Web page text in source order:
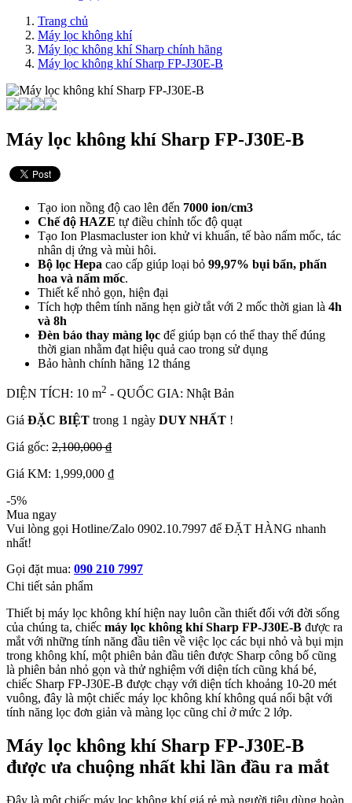
Trang chủ
Máy lọc không khí
Máy lọc không khí Sharp chính hãng
Máy lọc không khí Sharp FP-J30E-B
Máy lọc không khí Sharp FP-J30E-B
Tạo ion nồng độ cao lên đến 7000 ion/cm3
Chế độ HAZE tự điều chỉnh tốc độ quạt
Tạo Ion Plasmacluster ion khử vi khuẩn, tế bào nấm mốc, tác
nhân dị ứng và mùi hôi.
Bộ lọc Hepa cao cấp giúp loại bỏ 99,97% bụi bẩn, phấn
hoa và nấm mốc.
Thiết kế nhỏ gọn, hiện đại
Tích hợp thêm tính năng hẹn giờ tắt với 2 mốc thời gian là 4h
và 8h
Đèn báo thay màng lọc để giúp bạn có thể thay thế đúng
thời gian nhằm đạt hiệu quả cao trong sử dụng
Bảo hành chính hãng 12 tháng
DIỆN TÍCH: 10 m2 - QUỐC GIA: Nhật Bản
Giá ĐẶC BIỆT trong 1 ngày DUY NHẤT !
Giá gốc: 2,100,000 ₫
Giá KM: 1,999,000 ₫
-5%
Mua ngay
Vui lòng gọi Hotline/Zalo 0902.10.7997 để ĐẶT HÀNG nhanh
nhất!
Gọi đặt mua: 090 210 7997
Chi tiết sản phẩm
Thiết bị máy lọc không khí hiện nay luôn cần thiết đối với đời sống
của chúng ta, chiếc máy lọc không khí Sharp FP-J30E-B được ra
mắt với những tính năng đầu tiên về việc lọc các bụi nhỏ và bụi mịn
trong không khí, một phiên bản đầu tiên được Sharp công bố cũng
là phiên bản nhỏ gọn và thử nghiệm với diện tích cũng khá bé,
chiếc Sharp FP-J30E-B được chạy với diện tích khoảng 10-20 mét
vuông, đây là một chiếc máy lọc không khí không quá nổi bật với
tính năng lọc đơn giản và màng lọc cũng chỉ ở mức 2 lớp.
Máy lọc không khí Sharp FP-J30E-B
được ưa chuộng nhất khi lần đầu ra mắt
Đây là một chiếc máy lọc không khí giá rẻ mà người tiêu dùng hoàn